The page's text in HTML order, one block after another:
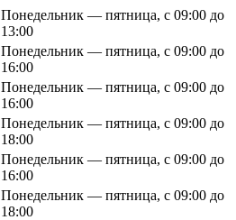
Понедельник — пятница, с 09:00 до
13:00
Понедельник — пятница, с 09:00 до
16:00
Понедельник — пятница, с 09:00 до
16:00
Понедельник — пятница, с 09:00 до
18:00
Понедельник — пятница, с 09:00 до
16:00
Понедельник — пятница, с 09:00 до
18:00